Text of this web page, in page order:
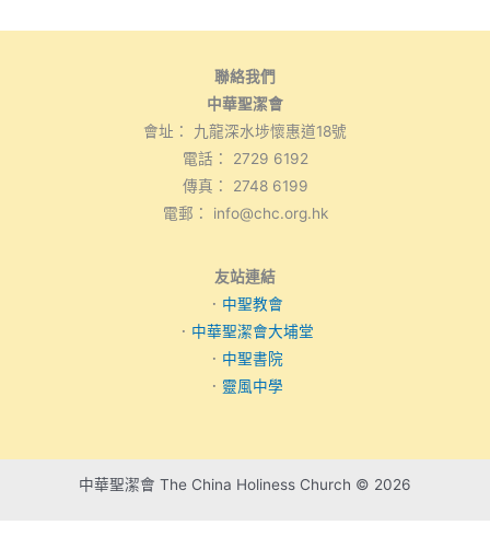
聯絡我們
中華聖潔會
會址： 九龍深水埗懷惠道18號
電話： 2729 6192
傳真： 2748 6199
電郵： info@chc.org.hk
友站連結
． 中聖教會
． 中華聖潔會大埔堂
． 中聖書院
． 靈風中學
中華聖潔會 The China Holiness Church © 2026